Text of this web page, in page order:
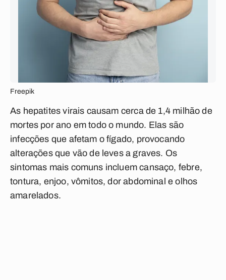
Freepik
As hepatites virais causam cerca de 1,4 milhão de
mortes por ano em todo o mundo. Elas são
infecções que afetam o fígado, provocando
alterações que vão de leves a graves. Os
sintomas mais comuns incluem cansaço, febre,
tontura, enjoo, vômitos, dor abdominal e olhos
amarelados.